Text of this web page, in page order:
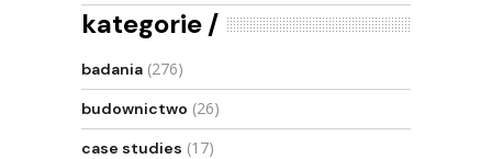
kategorie
badania (276)
budownictwo (26)
case studies (17)